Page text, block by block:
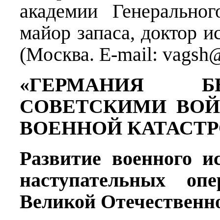
академии
майор запаса, доктор
(Москва. E-mail:
«ГЕРМАНИЯ
СОВЕТСКИМИ
ВОЕННОЙ
Развитие военного
наступательных
Великой